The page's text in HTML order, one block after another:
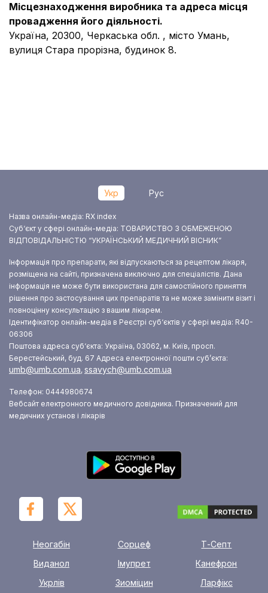
Місцезнаходження виробника та адреса місця
провадження його діяльності.
Україна, 20300, Черкаська обл. , місто Умань,
вулиця Стара прорізна, будинок 8.
Укр Рус
Назва онлайн-медіа: RX index
Суб‘єкт у сфері онлайн-медіа: ТОВАРИСТВО З ОБМЕЖЕНОЮ
ВІДПОВІДАЛЬНІСТЮ “УКРАЇНСЬКИЙ МЕДИЧНИЙ ВІСНИК”
Інформація про препарати, які відпускаються за рецептом лікаря,
розміщена на сайті, призначена виключно для спеціалістів. Дана
інформація не може бути використана для самостійного приняття
рішення про застосування цих препаратів та не може замінити візит і
повноцінну консультацію з вашим лікарем.
Ідентифікатор онлайн-медіа в Реєстрі суб‘єктів у сфері медіа: R40-
06306
Поштова адреса суб‘єкта: Україна, 03062, м. Київ, просп.
Берестейський, буд. 67 Адреса електронної пошти суб’єкта:
umb@umb.com.ua, ssavych@umb.com.ua
Телефон: 0444980674
Вебсайт електронного медичного довідника. Призначений для
медичних установ і лікарів
Неогабін Сорцеф
Т-Септ
Виданол
Імупрет
Канефрон
Укрлів
Зиоміцин Ларфікс